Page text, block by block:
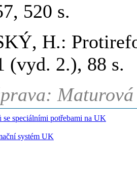
520 s.
H.:
(vyd. 2.), 88 s.
se speciálními potřebami na UK
systém UK